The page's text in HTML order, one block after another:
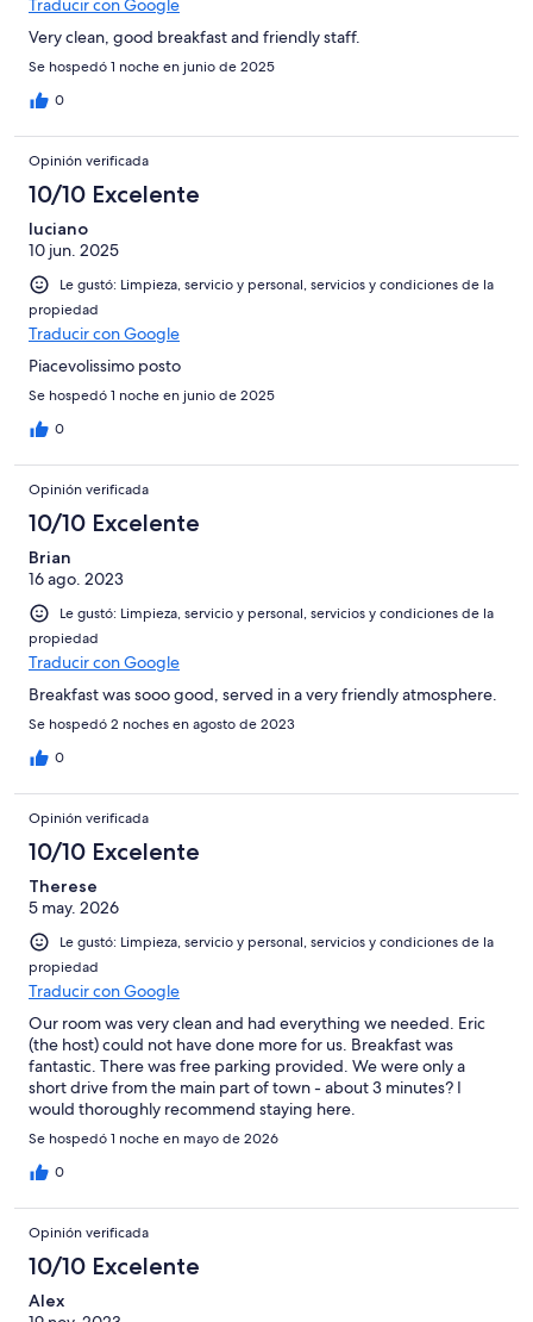
Traducir con Google
Very clean, good breakfast and friendly staff.
Se hospedó 1 noche en junio de 2025
0
Opinión verificada
10/10 Excelente
luciano
10 jun. 2025
Le gustó: Limpieza, servicio y personal, servicios y condiciones de la
propiedad
Traducir con Google
Piacevolissimo posto
Se hospedó 1 noche en junio de 2025
0
Opinión verificada
10/10 Excelente
Brian
16 ago. 2023
Le gustó: Limpieza, servicio y personal, servicios y condiciones de la
propiedad
Traducir con Google
Breakfast was sooo good, served in a very friendly atmosphere.
Se hospedó 2 noches en agosto de 2023
0
Opinión verificada
10/10 Excelente
Therese
5 may. 2026
Le gustó: Limpieza, servicio y personal, servicios y condiciones de la
propiedad
Traducir con Google
Our room was very clean and had everything we needed. Eric
(the host) could not have done more for us. Breakfast was
fantastic. There was free parking provided. We were only a
short drive from the main part of town - about 3 minutes? I
would thoroughly recommend staying here.
Se hospedó 1 noche en mayo de 2026
0
Opinión verificada
10/10 Excelente
Alex